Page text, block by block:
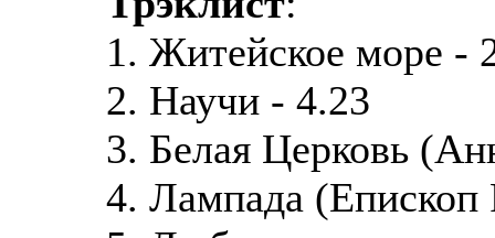
1. Житейское море -
2. Научи - 4.23
3. Белая Церковь
4. Лампада (Епископ